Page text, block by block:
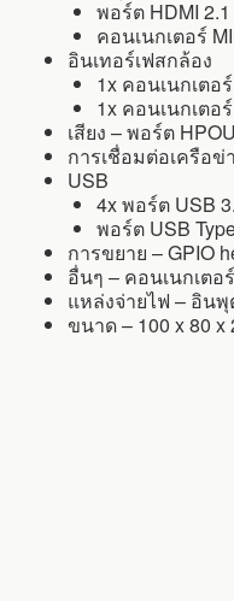
พอร์ต HDMI
คอนเนกเตอร์
อินเทอร์เฟสกล้อง
1x คอนเนกเตอ
1x คอนเนกเตอ
เสียง – พอร์ต
การเชื่อมต่อเครือข่
USB
4x พอร์ต USB
พอร์ต USB
การขยาย – GPIO
อื่นๆ – คอนเนกเตอ
แหล่งจ่ายไฟ – อินพุ
ขนาด – 100 x 80 x